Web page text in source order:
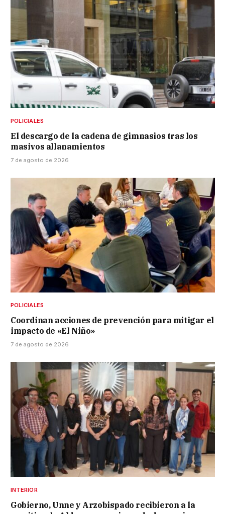
POLICIALES
El descargo de la cadena de gimnasios tras los
masivos allanamientos
7 de agosto de 2026
POLICIALES
Coordinan acciones de prevención para mitigar el
impacto de «El Niño»
7 de agosto de 2026
INTERIOR
Gobierno, Unne y Arzobispado recibieron a la